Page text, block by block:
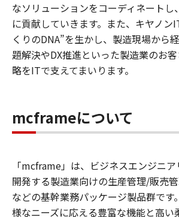
なソリューションをコーディネートし
に貢献していきます。また、キヤノン
くりのDNA”を生かし、製造現場から
題解決やDX推進といった製造業のお
略をITで支えてまいります。
mcframeについて
「mcframe」は、ビジネスエンジニ
開発する製造業向けの生産管理/販売
などの基幹業務パッケージ製品群です
様なニーズに応える豊富な機能と高い